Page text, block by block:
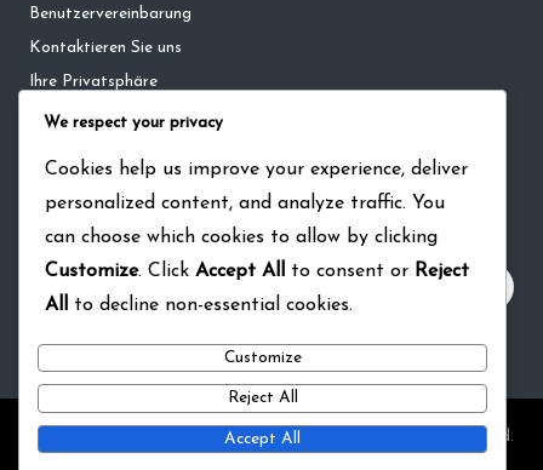
Benutzervereinbarung
Kontaktieren Sie uns
Ihre Privatsphäre
Cookie-Richtlinie
Suche
Copyright 2026 — pina-bausch-ausstellung.de. All rights reserved.
We respect your privacy
Cookies help us improve your experience, deliver
personalized content, and analyze traffic. You
can choose which cookies to allow by clicking
Customize. Click Accept All to consent or Reject
All
to decline non-essential cookies.
Customize
Reject All
Accept All